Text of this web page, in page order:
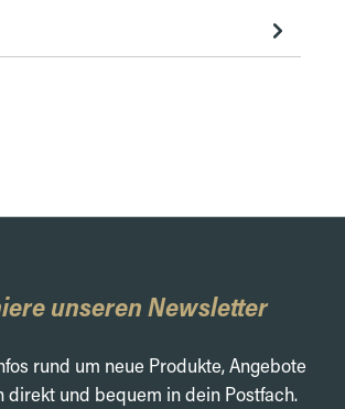
unseren Newsletter
rund um neue Produkte, Angebote
direkt und bequem in dein Postfach.